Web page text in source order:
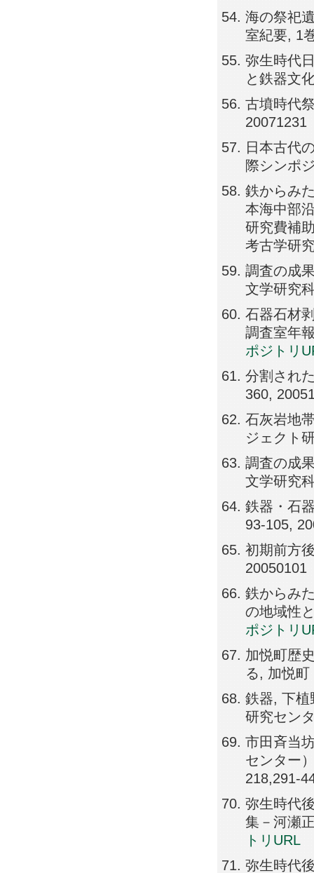
海の祭祀
室紀要, 1
弥生時代
と鉄器文
古墳時代
20071231
日本古代
際シンポ
鉄からみ
本海中部
研究費補
考古学研
調査の成
文学研究
石器石材
調査室年
ポジトリ
分割され
360,
石灰岩地
ジェクト
調査の成
文学研究
鉄器・石
93-105,
初期前方
20050101
鉄からみ
の地域性
ポジトリ
加悦町歴
る, 加悦
鉄器, 下植
研究セン
市田斉当
センター
218,291-
弥生時代
集－河瀬
トリURL
弥生時代